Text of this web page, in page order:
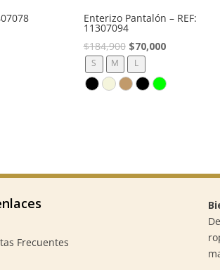
Enterizo Pantalón – REF:
11307094
$184,900 El
precio
original
era:
$70,000El
actual
S M L
Frecuentes